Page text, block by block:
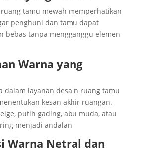
tamu mewah memperhatikan
penghuni dan tamu dapat
bebas tanpa mengganggu elemen
Warna yang
dalam layanan desain ruang tamu
kesan akhir ruangan.
putih gading, abu muda, atau
menjadi andalan.
Warna Netral dan